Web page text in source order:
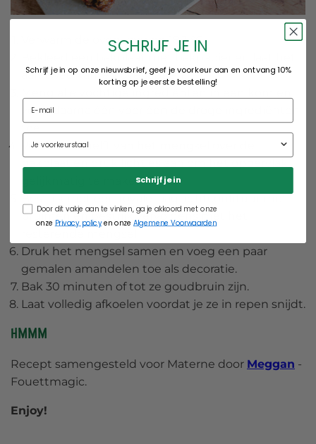
Verwarm de oven voor op 180 °C.
aan twee kanten overlappen.
voeg daarna één voor één de droge ingrediënten
toe.
Verdeel de helft van het mengsel over de
gelijkmatig te maken.
Bestrijk met een royale laag lightconfituur met
pruimen en bestrijk vervolgens met het
Druk het mengsel samen en voeg een paar
gemalen amandelen toe als decoratie.
Bak 30 minuten of tot ze goudbruin zijn.
Laat volledig afkoelen voordat je ze in repen snijdt.
Hmmm
Recept samengesteld voor Materne door Meggan -
Fouettmagic.
Enjoy!
SCHRIJF JE IN
Schrijf je in op onze nieuwsbrief, geef je voorkeur aan en ontvang 10%
korting op je eerste bestelling!
Schrijf je in
Door dit vakje aan te vinken, ga je akkoord met onze
onze Privacy policyen onze Algemene Voorwaarden